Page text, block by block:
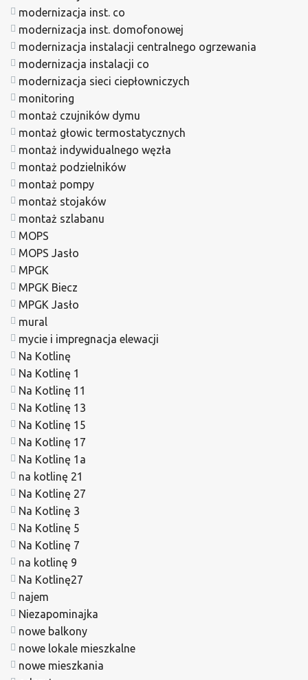
modernizacja inst. co
modernizacja inst. domofonowej
modernizacja instalacji centralnego ogrzewania
modernizacja instalacji co
modernizacja sieci ciepłowniczych
monitoring
montaż czujników dymu
montaż głowic termostatycznych
montaż indywidualnego węzła
montaż podzielników
montaż pompy
montaż stojaków
montaż szlabanu
MOPS
MOPS Jasło
MPGK
MPGK Biecz
MPGK Jasło
mural
mycie i impregnacja elewacji
Na Kotlinę
Na Kotlinę 1
Na Kotlinę 11
Na Kotlinę 13
Na Kotlinę 15
Na Kotlinę 17
Na Kotlinę 1a
na kotlinę 21
Na Kotlinę 27
Na Kotlinę 3
Na Kotlinę 5
Na Kotlinę 7
na kotlinę 9
Na Kotlinę27
najem
Niezapominajka
nowe balkony
nowe lokale mieszkalne
nowe mieszkania